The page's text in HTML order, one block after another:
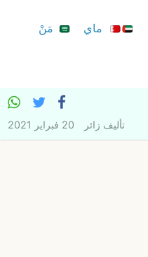
ماي
مَنْ
تأليف زائر 20 فبراير 2021